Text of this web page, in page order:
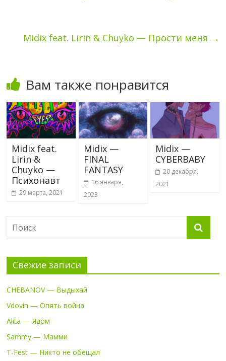
Midix feat. Lirin & Chuyko — Прости меня →
Вам также понравится
Midix feat.
Lirin &
Chuyko —
Психонавт
29 марта, 2021
Midix —
FINAL
FANTASY
16 января,
2023
Midix —
CYBERBABY
20 декабря,
2021
Свежие записи
CHEBANOV — Выдыхай
Vdovin — Опять война
Alita — Ядом
Sammy — Мамми
T-Fest — Никто не обещал